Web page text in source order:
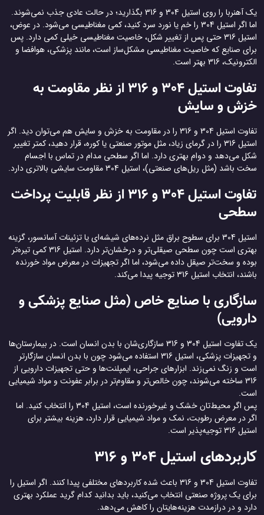
یک آهنربا را روی استیل 304 و 316 بگذارید؛ در حالت عادی جذب نمی‌شوند.
اما اگر استیل 304 را خم یا نورد سرد کنید، کمی مغناطیسی می‌شود. در عوض،
استیل 316 حتی پس از تغییر شکل، خاصیت مغناطیسی خیلی کمی دارد. پس
برای صنایع که خاصیت مغناطیسی مشکل‌ساز است، مانند پزشکی، هوافضا و
الکترونیک، 316 بهتر است.
تفاوت استیل 304 و 316 از نظر مقاومت به
خزش و سایش
تفاوت استیل 304 و 316 را در مقاومت به خزش و سایش هم می‌توان دید. اگر
استیل 316 را در گرمای زیاد، مثل موتور صنعتی یا کوره، قرار دهید، کمتر تغییر
شکل می‌دهد و دوام بهتری دارد. اما اگر سطحی مدام در تماس با اجسام
سخت باشد (مثل ریل‌های صنعتی)، استیل 304 مقاومت سایشی بالاتری دارد.
تفاوت استیل 304 و 316 از نظر قابلیت پرداخت
سطحی
استیل 304 برای سطوح براق مثل نرده‌های شیشه‌ای یا تزئینات آسانسور، گزینه
بهتری است چون سطحی صیقلی‌تر و درخشان‌تر دارد. استیل 316 کمی تیره‌تر
بوده و سخت‌تر صیقل داده می‌شود، اما اگر تجهیزات در معرض مواد خورنده
باشند، انتخاب استیل 316 توجیه پیدا می‌کند.
سازگاری با صنایع خاص (مثل صنایع پزشکی و
دارویی)
یک تفاوت استیل 304 و 316 سازگاری‌شان با بدن انسان است. در بیمارستان‌ها
و تجهیزات پزشکی، استیل 316 استفاده می‌شود چون با بدن انسان سازگارتر
است و زنگ نمی‌زند. ابزارهای جراحی، ایمپلنت‌ها و حتی تجهیزات دارویی از
316 ساخته می‌شوند، چون خالص‌تر و مقاوم‌تر در برابر عفونت و مواد شیمیایی
است.
پس اگر محیط‌تان خشک و غیرخورنده است، استیل 304 را انتخاب کنید. اما
اگر در معرض رطوبت، نمک و مواد شیمیایی قرار دارد، هزینه بیشتر برای
استیل 316 توجیه‌پذیر است.
کاربردهای استیل 304 و 316
تفاوت استیل 304 و 316 باعث شده کاربردهای مختلفی پیدا کنند. اگر استیل را
برای یک پروژه صنعتی انتخاب می‌کنید، باید بدانید کدام گرید عملکرد بهتری
دارد و در درازمدت هزینه‌هایتان را کاهش می‌دهد.